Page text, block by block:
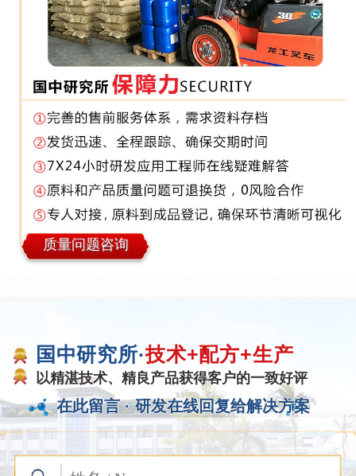
质量问题咨询
国中研究所·技术+配方+生产
以精湛技术、精良产品获得客户的一致好评
在此留言 · 研发在线回复给解决方案